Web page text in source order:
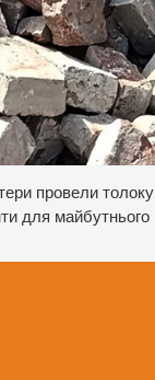
провели
для майбутнього